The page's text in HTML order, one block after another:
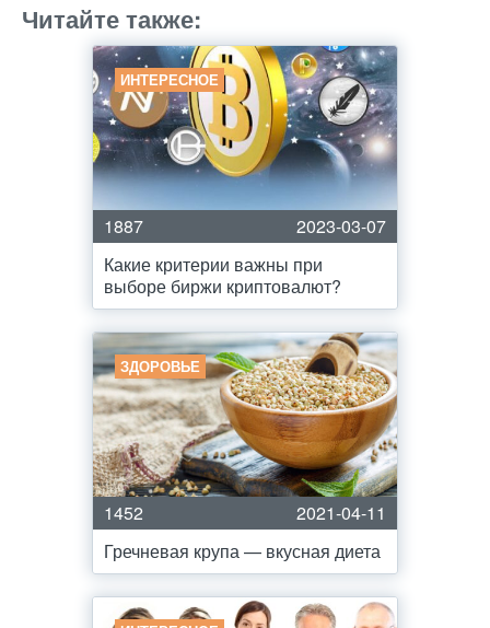
Читайте также:
ИНТЕРЕСНОЕ
1887
2023-03-07
Какие критерии важны при
выборе биржи криптовалют?
ЗДОРОВЬЕ
1452
2021-04-11
Гречневая крупа — вкусная диета